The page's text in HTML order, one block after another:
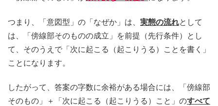
つまり、「意図型」の「なぜか」は、 実態の流れとして
は、「傍線部そのものの成立」を前提（先行条件）とし
て、そのうえで「次に起こる（起こりうる）ことを書く」
ことになります。
したがって、答案の字数に余裕がある場合には、「傍線部
そのもの」＋「次に起こる（起こりうる）こと」のすべて